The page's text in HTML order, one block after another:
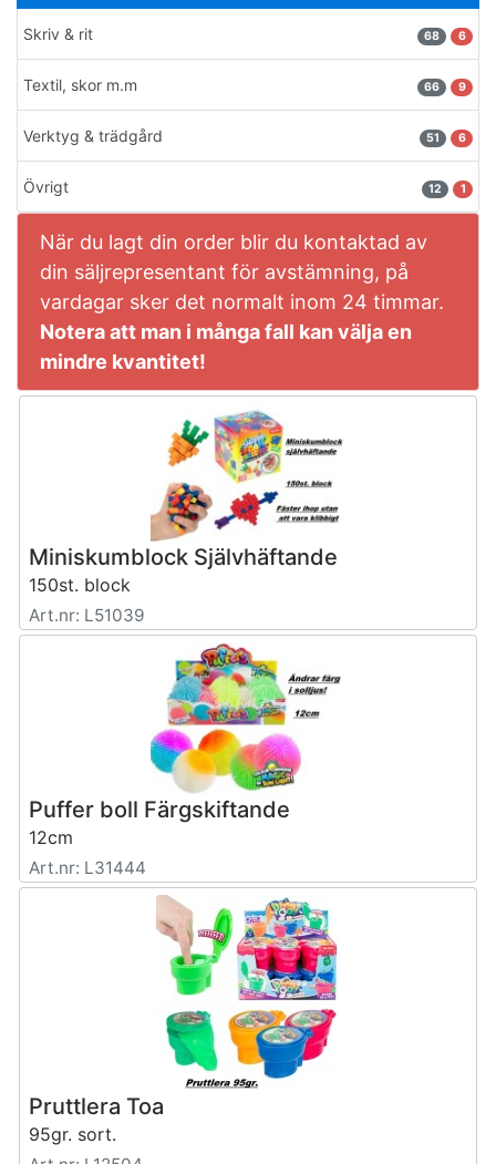
Skriv & rit 68 6
Textil, skor m.m 66 9
Verktyg & trädgård 51 6
Övrigt 12 1
När du lagt din order blir du kontaktad av
din säljrepresentant för avstämning, på
vardagar sker det normalt inom 24 timmar.
Notera att man i många fall kan välja en
mindre kvantitet!
Miniskumblock Självhäftande
150st. block
Art.nr: L51039
Puffer boll Färgskiftande
12cm
Art.nr: L31444
Pruttlera Toa
95gr. sort.